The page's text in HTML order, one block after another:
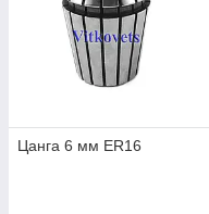
Цанга 6 мм ER16